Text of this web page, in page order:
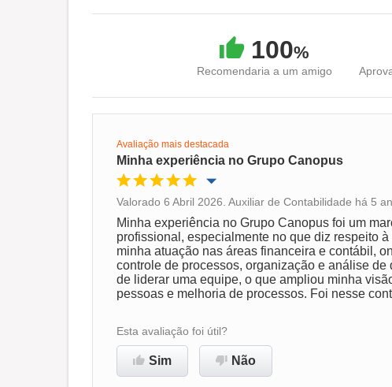
100%
Recomendaria a um amigo
Avaliação mais destacada
Minha experiência no Grupo Canopus
Oportunidade de promoção
Ambiente de trabalho
Recomenda esta empresa
Valorado 6 Abril 2026. Auxiliar de Contabilidade há 5
Minha experiência no Grupo Canopus foi um
profissional, especialmente no que diz respeito
minha atuação nas áreas financeira e contábil,
controle de processos, organização e análise
de liderar uma equipe, o que ampliou minha
pessoas e melhoria de processos. Foi nesse
Esta avaliação foi útil?
Sim Não